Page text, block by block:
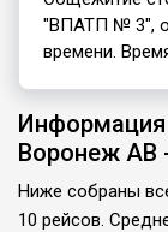
"ВПАТП № 3",
времени.
Информация
Воронеж АВ
Ниже собраны
10 рейсов.